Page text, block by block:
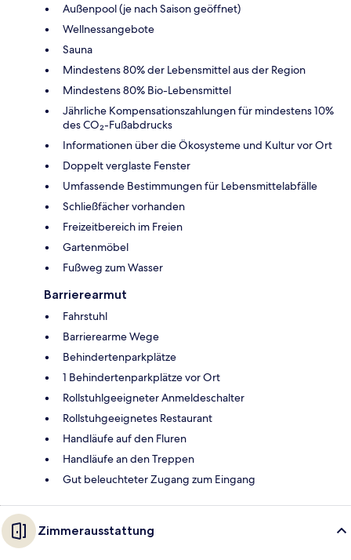
Außenpool (je nach Saison geöffnet)
Wellnessangebote
Sauna
Mindestens 80% der Lebensmittel aus der Region
Mindestens 80% Bio-Lebensmittel
Jährliche Kompensationszahlungen für mindestens 10%
des CO₂-Fußabdrucks
Informationen über die Ökosysteme und Kultur vor Ort
Doppelt verglaste Fenster
Umfassende Bestimmungen für Lebensmittelabfälle
Schließfächer vorhanden
Freizeitbereich im Freien
Gartenmöbel
Fußweg zum Wasser
Barrierearmut
Fahrstuhl
Barrierearme Wege
Behindertenparkplätze
1 Behindertenparkplätze vor Ort
Rollstuhlgeeigneter Anmeldeschalter
Rollstuhgeeignetes Restaurant
Handläufe auf den Fluren
Handläufe an den Treppen
Gut beleuchteter Zugang zum Eingang
Zimmerausstattung